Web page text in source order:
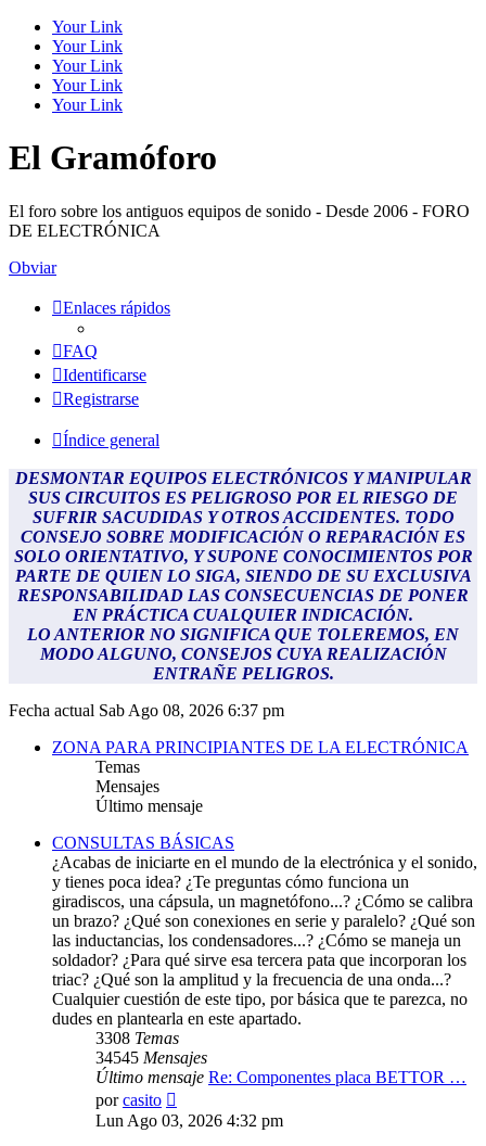
Your Link
Your Link
Your Link
Your Link
Your Link
El Gramóforo
El foro sobre los antiguos equipos de sonido - Desde 2006 - FORO
DE ELECTRÓNICA
Obviar
Enlaces rápidos
FAQ
Identificarse
Registrarse
Índice general
DESMONTAR EQUIPOS ELECTRÓNICOS Y MANIPULAR
SUS CIRCUITOS ES PELIGROSO POR EL RIESGO DE
SUFRIR SACUDIDAS Y OTROS ACCIDENTES. TODO
CONSEJO SOBRE MODIFICACIÓN O REPARACIÓN ES
SOLO ORIENTATIVO, Y SUPONE CONOCIMIENTOS POR
PARTE DE QUIEN LO SIGA, SIENDO DE SU EXCLUSIVA
RESPONSABILIDAD LAS CONSECUENCIAS DE PONER
EN PRÁCTICA CUALQUIER INDICACIÓN.
LO ANTERIOR NO SIGNIFICA QUE TOLEREMOS, EN
MODO ALGUNO, CONSEJOS CUYA REALIZACIÓN
ENTRAÑE PELIGROS.
Fecha actual Sab Ago 08, 2026 6:37 pm
ZONA PARA PRINCIPIANTES DE LA ELECTRÓNICA
Temas
Mensajes
Último mensaje
CONSULTAS BÁSICAS
¿Acabas de iniciarte en el mundo de la electrónica y el sonido,
y tienes poca idea? ¿Te preguntas cómo funciona un
giradiscos, una cápsula, un magnetófono...? ¿Cómo se calibra
un brazo? ¿Qué son conexiones en serie y paralelo? ¿Qué son
las inductancias, los condensadores...? ¿Cómo se maneja un
soldador? ¿Para qué sirve esa tercera pata que incorporan los
triac? ¿Qué son la amplitud y la frecuencia de una onda...?
Cualquier cuestión de este tipo, por básica que te parezca, no
dudes en plantearla en este apartado.
3308 Temas
34545 Mensajes
Último mensaje Re: Componentes placa BETTOR …
porcasito
último
mensaje
Lun Ago 03, 2026 4:32 pm